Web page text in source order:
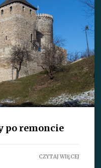
po remoncie
CZYTAJ WIĘCEJ